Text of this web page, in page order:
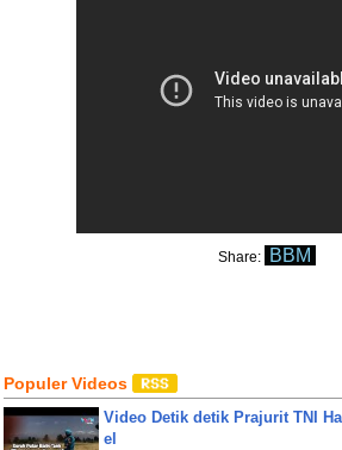
Share: BBM
Populer Videos
Video Detik detik Prajurit TNI
el